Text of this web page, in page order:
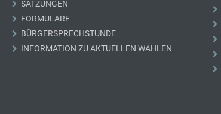
SATZUNGEN
FORMULARE
BÜRGERSPRECHSTUNDE
INFORMATION ZU AKTUELLEN WAHLEN